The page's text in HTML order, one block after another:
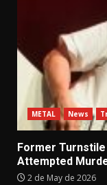
METAL News
Former
Attempted
2 de May de 2026